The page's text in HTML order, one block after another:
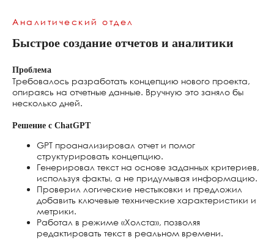
Аналитический отдел
Быстрое создание отчетов и аналитики
Проблема
Требовалось разработать концепцию нового проекта,
опираясь на отчетные данные. Вручную это заняло бы
несколько дней.
Решение с ChatGPT
GPT проанализировал отчет и помог
структурировать концепцию.
Генерировал текст на основе заданных критериев,
используя факты, а не придумывая информацию.
Проверил логические нестыковки и предложил
добавить ключевые технические характеристики и
метрики.
Работал в режиме «Холста», позволяя
редактировать текст в реальном времени.